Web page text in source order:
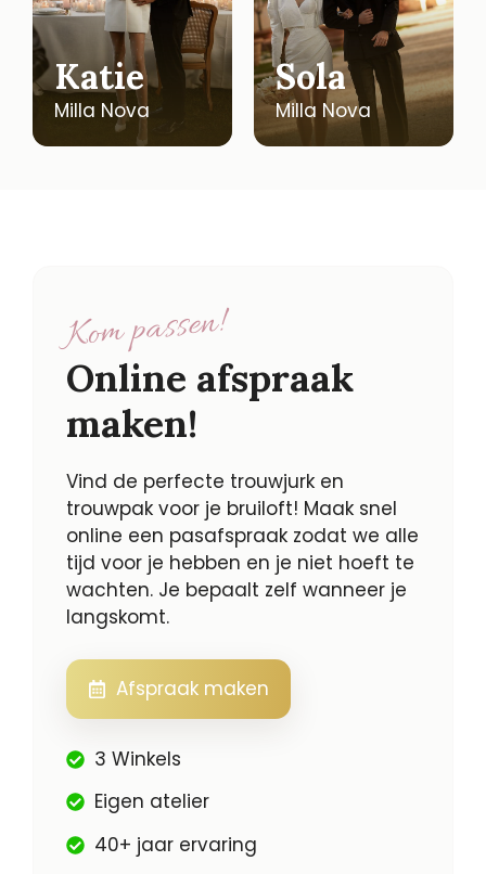
Katie
Milla Nova
Sola
Milla Nova
Kom passen!
Online afspraak
maken!
Vind de perfecte trouwjurk en
trouwpak voor je bruiloft! Maak snel
online een pasafspraak zodat we alle
tijd voor je hebben en je niet hoeft te
wachten. Je bepaalt zelf wanneer je
langskomt.
Afspraak maken
3 Winkels
Eigen atelier
40+ jaar ervaring